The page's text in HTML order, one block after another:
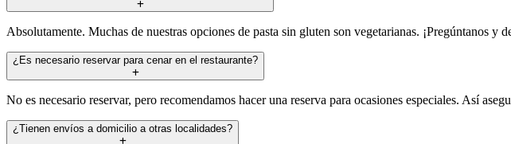
Absolutamente. Muchas de nuestras opciones de pasta sin gluten son vegetarianas. ¡Pregúntanos y
¿Es necesario reservar para cenar en el restaurante?
No es necesario reservar, pero recomendamos hacer una reserva para ocasiones especiales. Así
¿Tienen envíos a domicilio a otras localidades?